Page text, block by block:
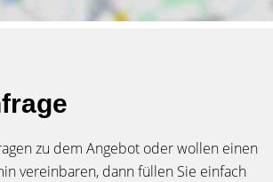
zu dem Angebot oder wollen einen
vereinbaren, dann füllen Sie einfach